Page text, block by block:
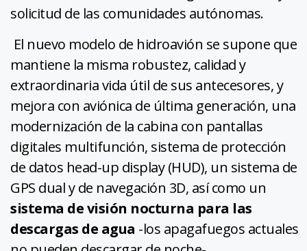
solicitud de las comunidades autónomas.
El nuevo modelo de hidroavión se supone que
mantiene la misma robustez, calidad y
extraordinaria vida útil de sus antecesores, y
mejora con aviónica de última generación, una
modernización de la cabina con pantallas
digitales multifunción, sistema de protección
de datos head-up display (HUD), un sistema de
GPS dual y de navegación 3D, así como un
sistema de visión nocturna para las
descargas de agua -los apagafuegos actuales